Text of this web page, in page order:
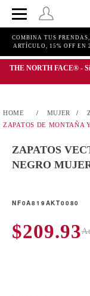
COMBINA TUS
ARTÍCULO, 15% OFF EN
THE NORTH FACE® -
MUJER
ZAPATOS DE MONTAÑA
ZAPATOS
NEGRO
NF0A819AKT0080
$209.93